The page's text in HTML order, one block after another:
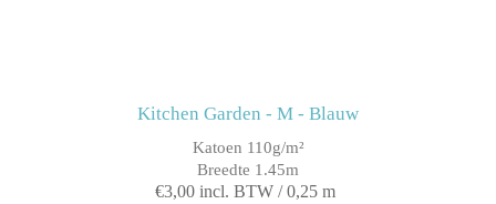
Kitchen Garden - M - Blauw
Katoen 110g/m²
Breedte 1.45m
€3,00 incl. BTW / 0,25 m